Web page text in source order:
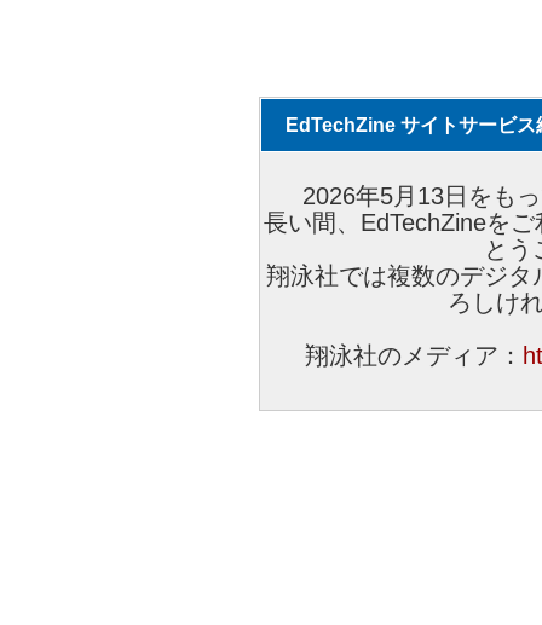
EdTechZine サイトサービス
2026年5月13日をも
長い間、EdTechZineを
とう
翔泳社では複数のデジ
ろしけ
翔泳社のメディア：